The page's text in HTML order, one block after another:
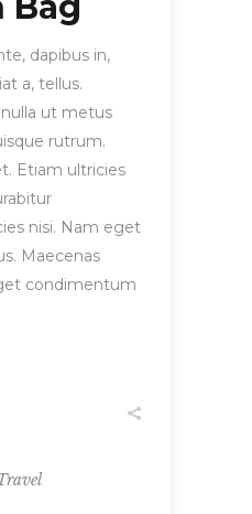
dapibus in,
a, tellus.
nulla ut metus
rutrum.
Etiam ultricies
nisi. Nam eget
Maecenas
condimentum